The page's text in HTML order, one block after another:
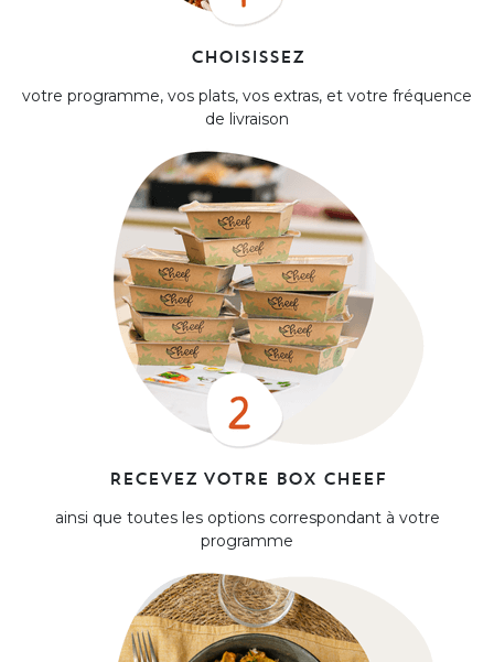
Choisissez
votre programme, vos plats, vos extras, et votre fréquence
de livraison
Recevez votre box Cheef
ainsi que toutes les options correspondant à votre
programme